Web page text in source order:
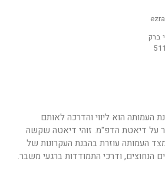
העמותה הוא ליווי והדרכה לאותם
על דיאטת הדפ"מ. זוהי דיאטה שקשה
העמותה עוזרת בהבנת העקרונות של
הנחוצים, ודרכי התמודדות ברגעי משבר.